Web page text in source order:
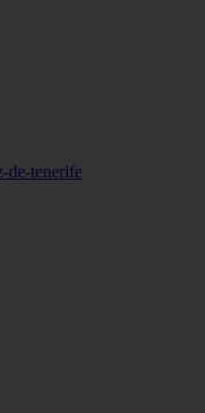
de-tenerife